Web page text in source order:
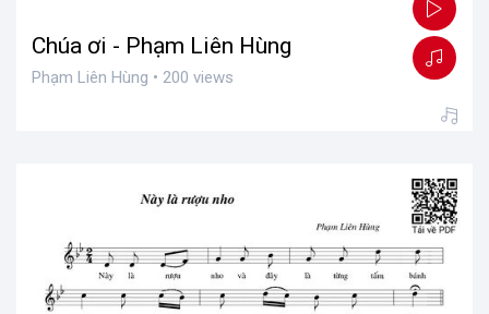
Chúa ơi - Phạm Liên Hùng
Phạm Liên Hùng • 200 views